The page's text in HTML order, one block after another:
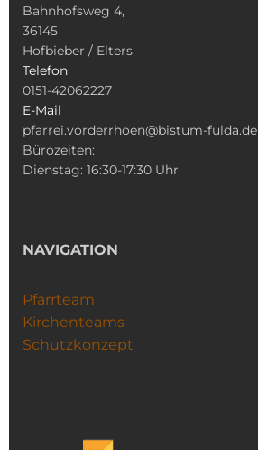
Bahnhofsweg 4,
36145
Hofbieber / Elters
Telefon
0151-42062227
E-Mail
pfarrei.vorderrhoen@bistum-fulda.de
Bürozeiten:
Dienstag: 16:30-17:30 Uhr
NAVIGATION
Pfarrteam
Kirchenteams
Schutzkonzept